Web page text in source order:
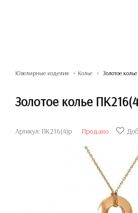
Ювелирные изделия Колье Золотое колье
Золотое колье
Артикул: ПК216(4)р Продано